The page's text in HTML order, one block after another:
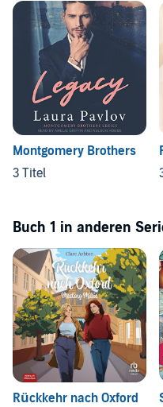
Montgomery Brothers
3 Titel
Buch 1 in anderen
Rückkehr nach Oxford